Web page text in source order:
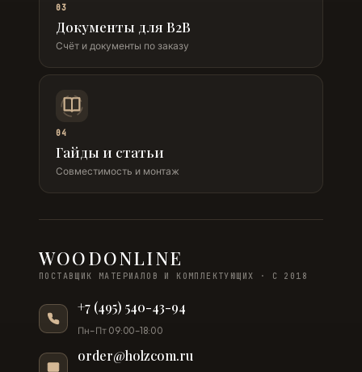
03
Документы для B2B
Счёт и документы по заказу
04
Гайды и статьи
Совместимость и монтаж
WOODONLINE
ПОСТАВЩИК МАТЕРИАЛОВ И КОМПЛЕКТУЮЩИХ · С 2018
+7 (495) 540-43-94
Пн–Пт 09:00–18:00
order@holzcom.ru